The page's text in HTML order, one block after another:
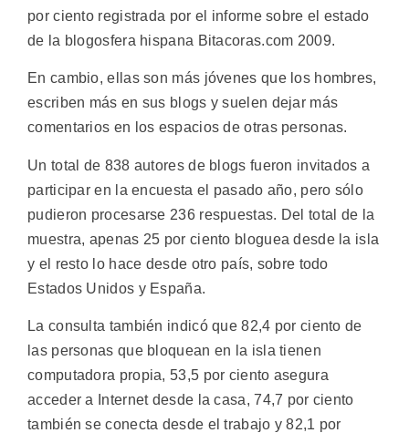
por ciento registrada por el informe sobre el estado
de la blogosfera hispana Bitacoras.com 2009.
En cambio, ellas son más jóvenes que los hombres,
escriben más en sus blogs y suelen dejar más
comentarios en los espacios de otras personas.
Un total de 838 autores de blogs fueron invitados a
participar en la encuesta el pasado año, pero sólo
pudieron procesarse 236 respuestas. Del total de la
muestra, apenas 25 por ciento bloguea desde la isla
y el resto lo hace desde otro país, sobre todo
Estados Unidos y España.
La consulta también indicó que 82,4 por ciento de
las personas que bloquean en la isla tienen
computadora propia, 53,5 por ciento asegura
acceder a Internet desde la casa, 74,7 por ciento
también se conecta desde el trabajo y 82,1 por